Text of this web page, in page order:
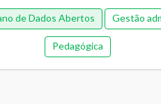
de Dados Abertos Gestão
Pedagógica